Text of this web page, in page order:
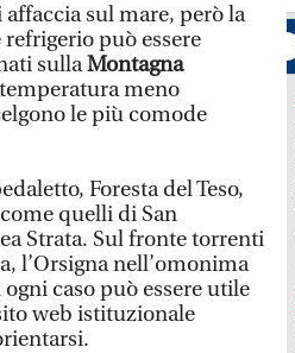
sul mare, però la
può essere
sullaMontagna
meno
le più comode
Foresta del Teso,
quelli di San
Strata. Sul fronte torrenti
l’Orsigna nell’omonima
caso può essere utile
web istituzionale